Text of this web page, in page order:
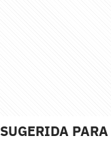
SUGERIDA PARA